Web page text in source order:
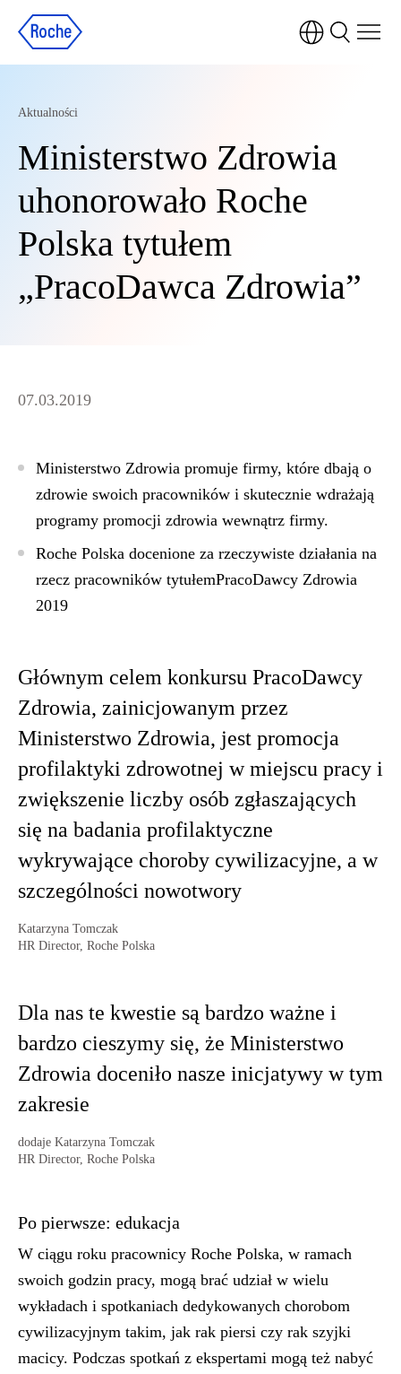
Aktualności
Ministerstwo Zdrowia
uhonorowało Roche
Polska tytułem
„PracoDawca Zdrowia”
07.03.2019
Ministerstwo Zdrowia promuje firmy, które dbają o
zdrowie swoich pracowników i skutecznie wdrażają
programy promocji zdrowia wewnątrz firmy.
Roche Polska docenione za rzeczywiste działania na
rzecz pracowników tytułemPracoDawcy Zdrowia
2019
Głównym celem konkursu PracoDawcy
Zdrowia, zainicjowanym przez
Ministerstwo Zdrowia, jest promocja
profilaktyki zdrowotnej w miejscu pracy i
zwiększenie liczby osób zgłaszających
się na badania profilaktyczne
wykrywające choroby cywilizacyjne, a w
szczególności nowotwory
Katarzyna Tomczak
HR Director, Roche Polska
Dla nas te kwestie są bardzo ważne i
bardzo cieszymy się, że Ministerstwo
Zdrowia doceniło nasze inicjatywy w tym
zakresie
dodaje Katarzyna Tomczak
HR Director, Roche Polska
Po pierwsze: edukacja
W ciągu roku pracownicy Roche Polska, w ramach
swoich godzin pracy, mogą brać udział w wielu
wykładach i spotkaniach dedykowanych chorobom
cywilizacyjnym takim, jak rak piersi czy rak szyjki
macicy. Podczas spotkań z ekspertami mogą też nabyć